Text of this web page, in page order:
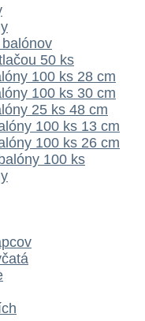
50 ks
100 ks 28 cm
100 ks 30 cm
25 ks 48 cm
100 ks 13 cm
100 ks 26 cm
100 ks